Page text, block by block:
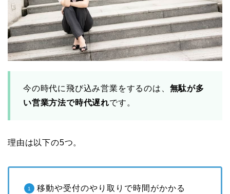
今の時代に飛び込み営業をするのは、 無駄が多
い営業方法で時代遅れです。
理由は以下の5つ。
移動や受付のやり取りで時間がかかる